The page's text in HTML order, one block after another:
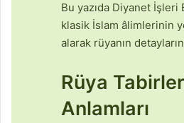
Bu yazıda Diyanet İşleri
klasik İslam âlimlerinin
alarak rüyanın
Rüya
Anlamları